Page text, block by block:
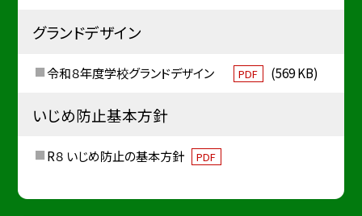
グランドデザイン
令和８年度学校グランドデザイン PDF (569 KB)
いじめ防止基本方針
R８ いじめ防止の基本方針 PDF